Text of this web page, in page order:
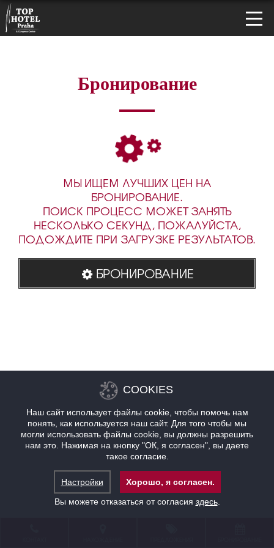
Бронирование
МЫ ИЩЕМ ЛУЧШИХ ЦЕН НА
БРОНИРОВАНИЕ.
ПОИСК ПРОЦЕСС МОЖЕТ ЗАНЯТЬ
НЕСКОЛЬКО СЕКУНД, ПОЖАЛУЙСТА,
ПОДОЖДИТЕ ПРИ ЗАГРУЗКЕ РЕЗУЛЬТАТОВ.
БРОНИРОВАНИЕ
COOKIES
Наш сайт использует файлы cookie, чтобы помочь нам
понять, как используется наш сайт. Для того чтобы мы
могли использовать файлы cookie, вы должны разрешить
нам это. Нажимая на кнопку "ОК, я согласен", вы даете
такое согласие.
Настройки
Хорошо, я согласен.
Вы можете отказаться от согласия здесь.